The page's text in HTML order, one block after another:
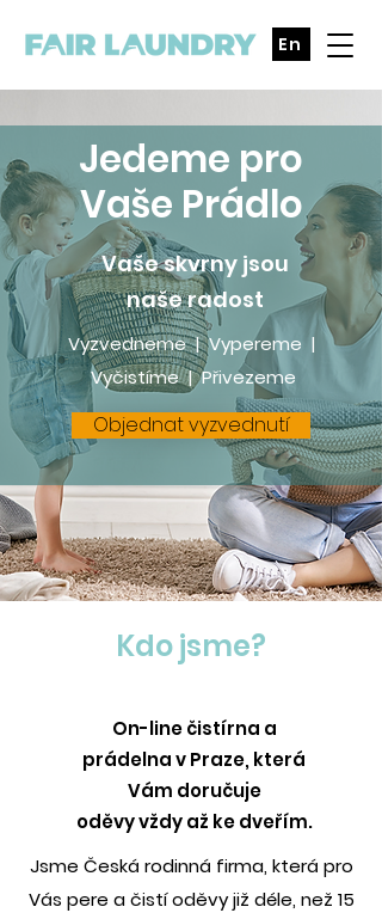
En
Kdo jsme?
On-line čistírna a
prádelna v Praze, která
Vám doručuje
oděvy vždy až ke dveřím.
Jsme Česká rodinná firma, která pro
Vás pere a čistí oděvy již déle, než 15
Jedeme pro
Vaše Prádlo
Vaše skvrny jsou
naše radost
Vyzvedneme | Vypereme |
Vyčistíme | Přivezeme
Objednat vyzvednutí